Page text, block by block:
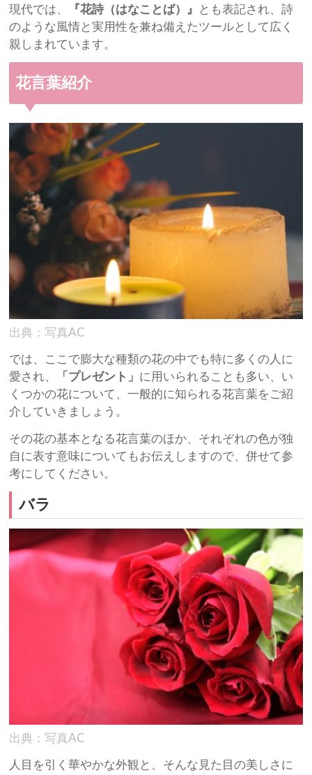
現代では、 『花詩（はなことば）』
とも表記され、詩
のような風情と実用性を兼ね備えたツールとして広く
親しまれています。
花言葉紹介
出典：写真AC
では、ここで膨大な種類の花の中でも特に多くの人に
愛され、
「プレゼント」 に用いられることも多い、い
くつかの花について、一般的に知られる花言葉をご紹
介していきましょう。
その花の基本となる花言葉のほか、それぞれの色が独
自に表す意味についてもお伝えしますので、併せて参
考にしてください。
バラ
出典：写真AC
人目を引く華やかな外観と、そんな見た目の美しさに